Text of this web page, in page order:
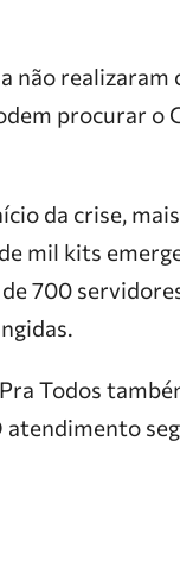
não realizaram
procurar o
da crise,
mil kits
700
Todos
atendimento